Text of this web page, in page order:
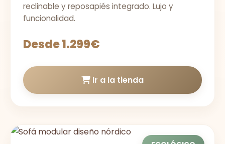
reclinable y reposapiés integrado. Lujo y
funcionalidad.
Desde 1.299€
Ir a la tienda